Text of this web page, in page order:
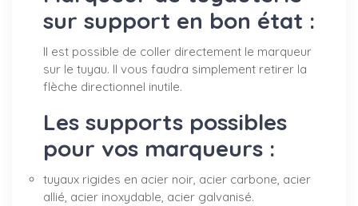
sur support en bon état :
Il est possible de coller directement le marqueur
sur le tuyau. Il vous faudra simplement retirer la
flèche directionnel inutile.
Les supports possibles
pour vos marqueurs :
tuyaux rigides en acier noir, acier carbone, acier
allié, acier inoxydable, acier galvanisé.